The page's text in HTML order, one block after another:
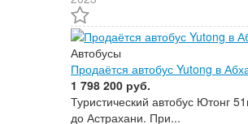
Автобусы
Продаётся автобус Yutong в
1 798 200 руб.
Туристический автобус Ютонг
до Астрахани. При...